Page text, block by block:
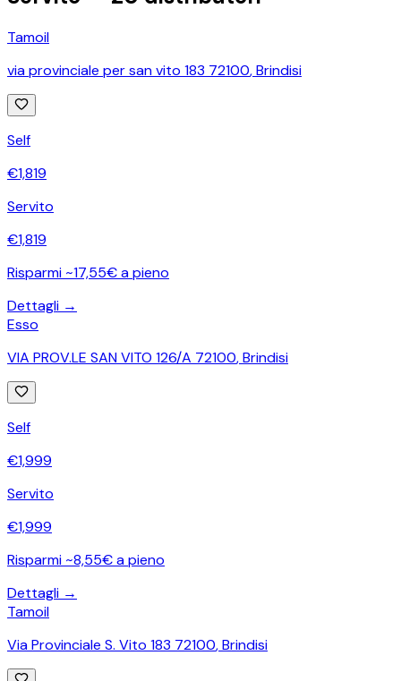
Tamoil
via provinciale per san vito 183 72100,Brindisi
Self
€1,819
Servito
€1,819
Risparmi ~17,55€ a pieno
Dettagli →
Esso
VIA PROV.LE SAN VITO 126/A 72100,Brindisi
Self
€1,999
Servito
€1,999
Risparmi ~8,55€ a pieno
Dettagli →
Tamoil
Via Provinciale S. Vito 183 72100,Brindisi